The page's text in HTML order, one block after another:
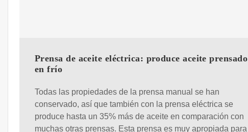
Prensa de aceite eléctrica: produce aceite prensado
en frío
Todas las propiedades de la prensa manual se han
conservado, así que también con la prensa eléctrica se
produce hasta un 35% más de aceite en comparación con
muchas otras prensas. Esta prensa es muy apropiada para